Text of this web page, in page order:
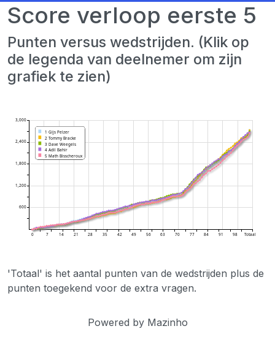
Score verloop eerste 5
Punten versus wedstrijden. (Klik op
de legenda van deelnemer om zijn
grafiek te zien)
'Totaal' is het aantal punten van de wedstrijden plus de
punten toegekend voor de extra vragen.
Powered by Mazinho